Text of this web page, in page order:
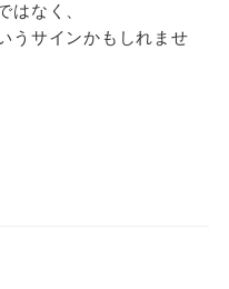
はなく、
うサインかもしれませ